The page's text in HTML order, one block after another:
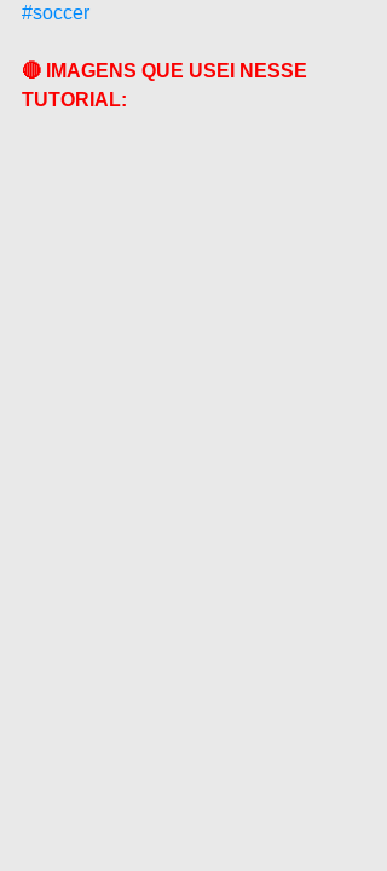
#soccer
🔴 IMAGENS QUE USEI NESSE
TUTORIAL: